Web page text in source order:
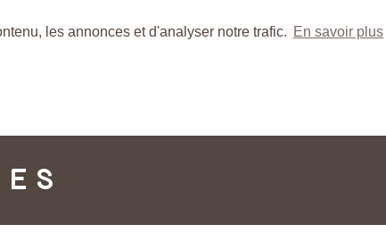
les annonces et d'analyser notre trafic. En savoir plus
E S